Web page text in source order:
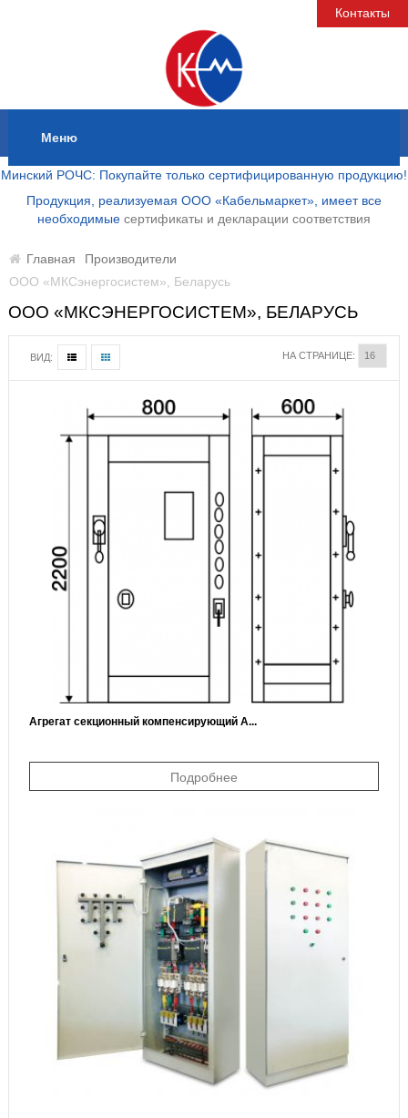
Контакты
Меню
Минский РОЧС: Покупайте только сертифицированную продукцию!
Продукция, реализуемая ООО «Кабельмаркет», имеет все
необходимые сертификаты и декларации соответствия
Главная
Производители
ООО «МКСэнергосистем», Беларусь
ООО «МКСЭНЕРГОСИСТЕМ», БЕЛАРУСЬ
ВИД: НА СТРАНИЦЕ:
Агрегат секционный компенсирующий А...
Подробнее